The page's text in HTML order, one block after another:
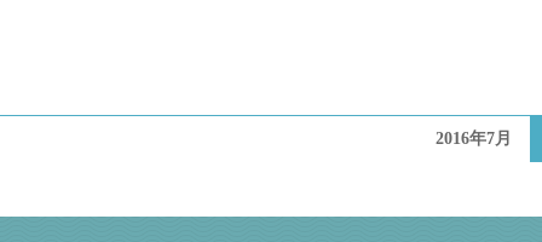
2016年7月